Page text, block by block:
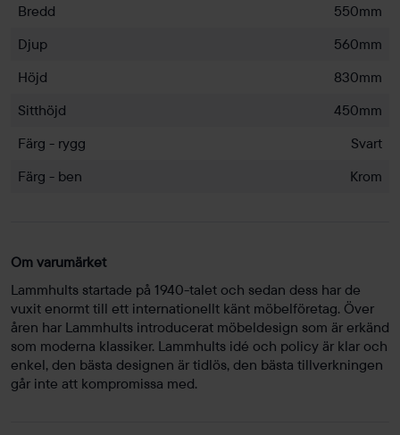
Bredd
550mm
Djup
560mm
Höjd
830mm
Sitthöjd
450mm
Färg - rygg
Svart
Färg - ben
Krom
Om varumärket
Lammhults startade på 1940-talet och sedan dess har de
vuxit enormt till ett internationellt känt möbelföretag. Över
åren har Lammhults introducerat möbeldesign som är erkänd
som moderna klassiker. Lammhults idé och policy är klar och
enkel, den bästa designen är tidlös, den bästa tillverkningen
går inte att kompromissa med.